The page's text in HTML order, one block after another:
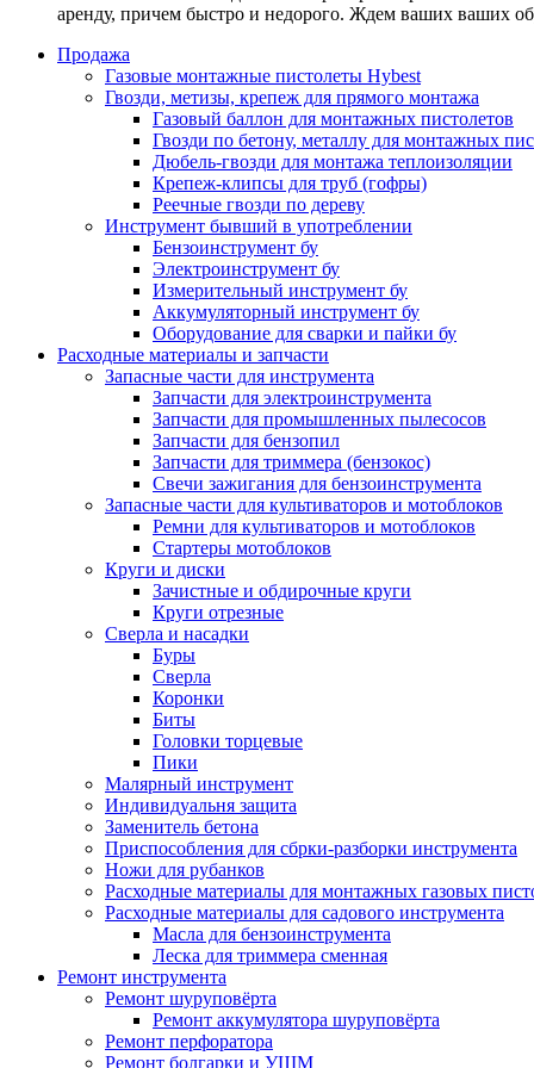
аренду, причем быстро и недорого. Ждем ваших ваших
Продажа
Газовые монтажные пистолеты Hybest
Гвозди, метизы, крепеж для прямого монтажа
Газовый баллон для монтажных пистолетов
Гвозди по бетону, металлу для монтажных
Дюбель-гвозди для монтажа теплоизоляции
Крепеж-клипсы для труб (гофры)
Реечные гвозди по дереву
Инструмент бывший в употреблении
Бензоинструмент бу
Электроинструмент бу
Измерительный инструмент бу
Аккумуляторный инструмент бу
Оборудование для сварки и пайки бу
Расходные материалы и запчасти
Запасные части для инструмента
Запчасти для электроинструмента
Запчасти для промышленных пылесосов
Запчасти для бензопил
Запчасти для триммера (бензокос)
Свечи зажигания для бензоинструмента
Запасные части для культиваторов и мотоблоков
Ремни для культиваторов и мотоблоков
Стартеры мотоблоков
Круги и диски
Зачистные и обдирочные круги
Круги отрезные
Сверла и насадки
Буры
Сверла
Коронки
Биты
Головки торцевые
Пики
Малярный инструмент
Индивидуальня защита
Заменитель бетона
Приспособления для сбрки-разборки инструмента
Ножи для рубанков
Расходные материалы для монтажных газовых
Расходные материалы для садового инструмента
Масла для бензоинструмента
Леска для триммера сменная
Ремонт инструмента
Ремонт шуруповёрта
Ремонт аккумулятора шуруповёрта
Ремонт перфоратора
Ремонт болгарки и УШМ